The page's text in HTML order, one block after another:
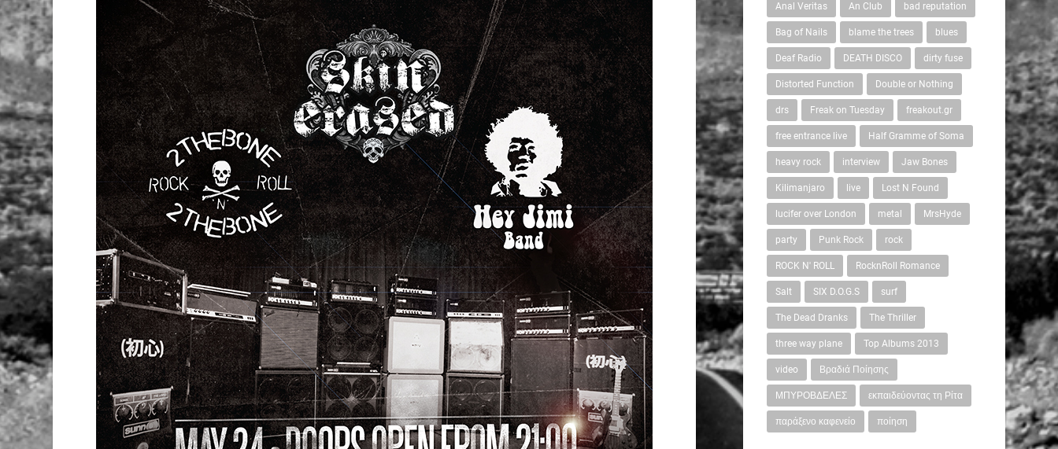
Anal Veritas An Club bad reputation
Bag of Nails blame the trees blues
Deaf Radio DEATH DISCO dirty fuse
Distorted Function Double or Nothing
drs Freak on Tuesday freakout.gr
free entrance live Half Gramme of Soma
heavy rock interview Jaw Bones
Kilimanjaro live Lost N Found
lucifer over London metal MrsHyde
party Punk Rock rock
ROCK N' ROLL RocknRoll Romance
Salt SIX D.O.G.S surf
The Dead Dranks The Thriller
three way plane Top Albums 2013
video Βραδιά Ποίησης
ΜΠΥΡΟΒΔΕΛΕΣ εκπαιδεύοντας τη Ρίτα
παράξενο καφενείο ποίηση